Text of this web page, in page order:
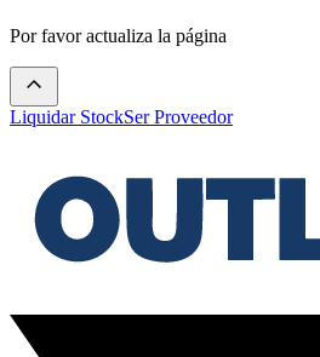
Por favor actualiza la página
Liquidar StockSer Proveedor